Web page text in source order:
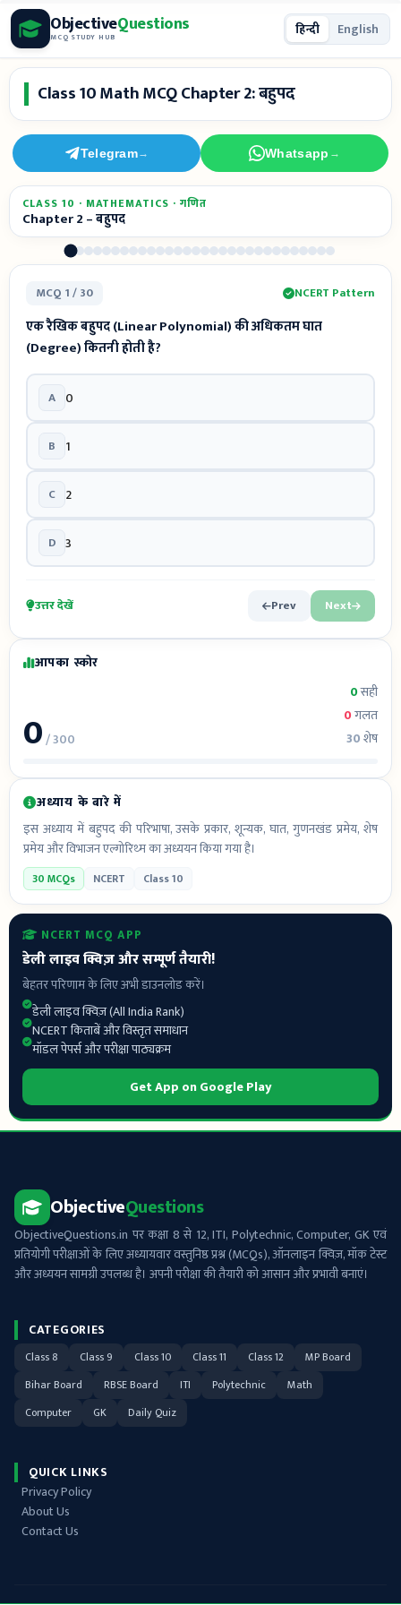
Skip
to
content
ObjectiveQuestions
MCQ STUDY HUB हिन्दी English
Class 10 Math MCQ Chapter 2: बहुपद
Telegram→ Whatsapp →
CLASS 10 · MATHEMATICS · गणित
Chapter 2 – बहुपद
MCQ 1 / 30 NCERT Pattern
एक रैखिक बहुपद (Linear Polynomial) की अधिकतम घात
(Degree) कितनी होती है?
A 0
B 1
C 2
D 3
उत्तर देखें Prev Next
आपका स्कोर
0/ 300
0सही
0गलत
30शेष
अध्याय के बारे में
इस अध्याय में बहुपद की परिभाषा, उसके प्रकार, शून्यक, घात, गुणनखंड प्रमेय, शेष
प्रमेय और विभाजन एल्गोरिथ्म का अध्ययन किया गया है।
30 MCQs NCERT Class 10
NCERT MCQ APP
डेली लाइव क्विज़ और सम्पूर्ण तैयारी!
बेहतर परिणाम के लिए अभी डाउनलोड करें।
डेली लाइव क्विज़ (All India Rank)
NCERT किताबें और विस्तृत समाधान
मॉडल पेपर्स और परीक्षा पाठ्यक्रम
Get App on Google Play
ObjectiveQuestions
ObjectiveQuestions.in पर कक्षा 8 से 12, ITI, Polytechnic, Computer, GK एवं
प्रतियोगी परीक्षाओं के लिए अध्यायवार वस्तुनिष्ठ प्रश्न (MCQs), ऑनलाइन क्विज़, मॉक टेस्ट
और अध्ययन सामग्री उपलब्ध है। अपनी परीक्षा की तैयारी को आसान और प्रभावी बनाएं।
CATEGORIES
Class 8 Class 9 Class 10 Class 11 Class 12
MP Board
Bihar Board
RBSE Board ITI Polytechnic
Math
Computer
GK Daily Quiz
QUICK LINKS
Privacy Policy
About Us
Contact Us